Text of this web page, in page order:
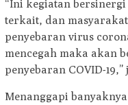
“Ini kegiatan
terkait, dan
penyebaran virus
mencegah maka akan
penyebaran COVID-19,”
Menanggapi